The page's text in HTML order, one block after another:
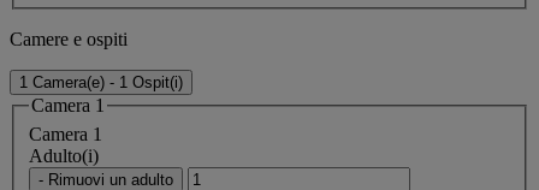
Camere e ospiti
1 Camera(e) - 1 Ospit(i)
Camera 1
Camera 1
Adulto(i)
- Rimuovi un adulto